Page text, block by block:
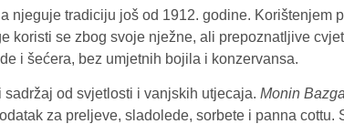
njeguje tradiciju još od 1912. godine.
koristi se zbog svoje nježne, ali prepoznatljive
i šećera, bez umjetnih bojila i konzervansa.
od svjetlosti i vanjskih utjecaja. Monin Bazga
za preljeve, sladolede, sorbete i panna